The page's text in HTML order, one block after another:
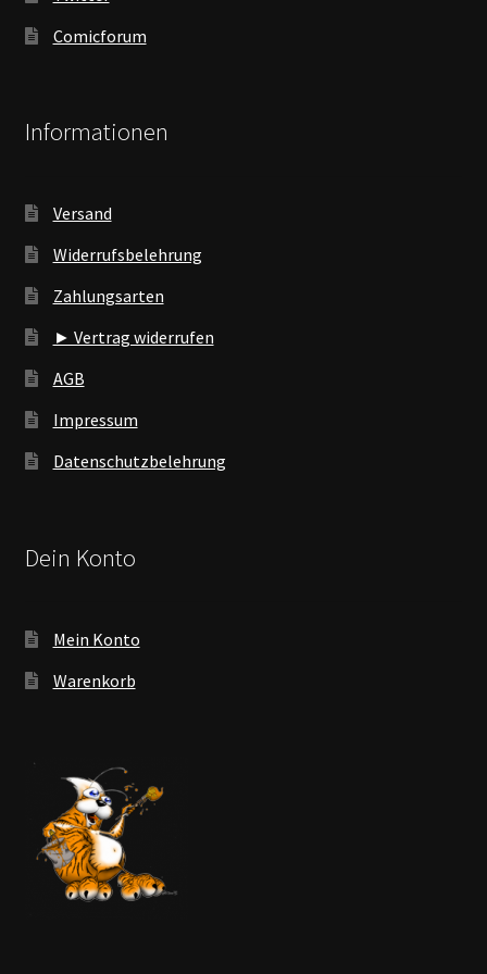
Comicforum
Informationen
Versand
Widerrufsbelehrung
Zahlungsarten
► Vertrag widerrufen
AGB
Impressum
Datenschutzbelehrung
Dein Konto
Mein Konto
Warenkorb